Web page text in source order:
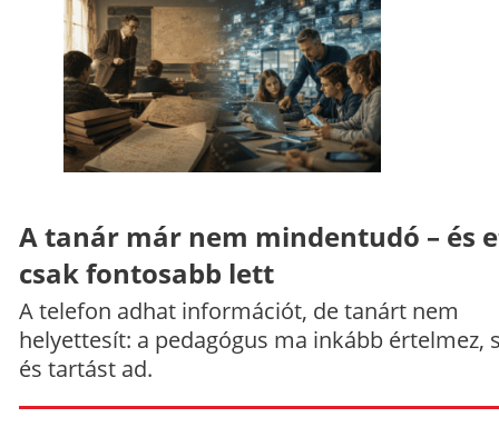
A tanár már nem mindentudó – és
csak fontosabb lett
A telefon adhat információt, de tanárt nem
helyettesít: a pedagógus ma inkább értelmez,
és tartást ad.